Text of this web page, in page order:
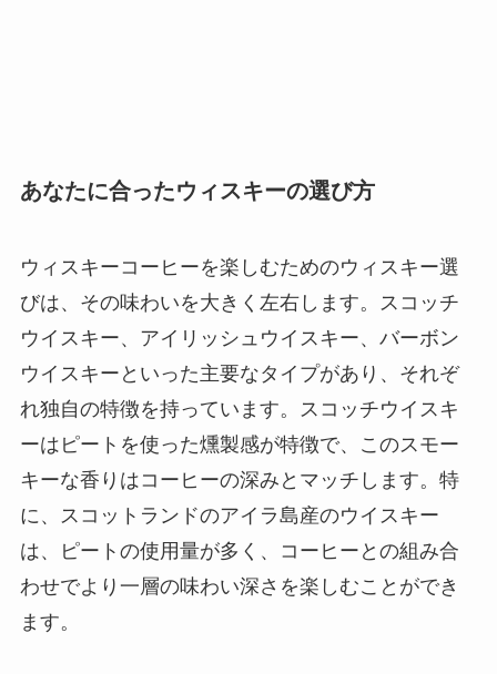
あなたに合ったウィスキーの選び方
ウィスキーコーヒーを楽しむためのウィスキー選
びは、その味わいを大きく左右します。スコッチ
ウイスキー、アイリッシュウイスキー、バーボン
ウイスキーといった主要なタイプがあり、それぞ
れ独自の特徴を持っています。スコッチウイスキ
ーはピートを使った燻製感が特徴で、このスモー
キーな香りはコーヒーの深みとマッチします。特
に、スコットランドのアイラ島産のウイスキー
は、ピートの使用量が多く、コーヒーとの組み合
わせでより一層の味わい深さを楽しむことができ
ます。